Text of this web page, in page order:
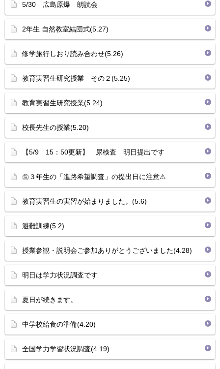
5/30 広島原爆 朗読会
2年生 自然教室結団式(5.27)
修学旅行しおり読み合わせ(5.26)
教育実習生研究授業 その２(5.25)
教育実習生研究授業(5.24)
校長先生の授業(5.20)
【5/9 15：50更新】 尿検査 明日提出です
㊟３年生の「進路希望調査」の提出日に注意⚠
教育実習生の実習が始まりました。(5.6)
避難訓練(5.2)
授業参観・説明会ご参加ありがとうございました(4.28)
明日は学力状況調査です
夏日が続きます。
中学校給食の準備(4.20)
全国学力学習状況調査(4.19)